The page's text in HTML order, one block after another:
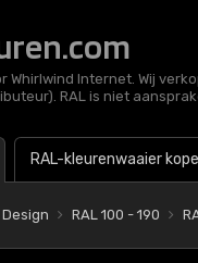
Whirlwind Internet. Wij
RAL is niet
RAL-kleurenwaaier
Design RAL 100 - 190